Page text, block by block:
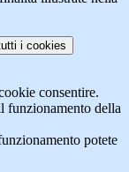
i cookies
consentire.
funzionamento della
potete